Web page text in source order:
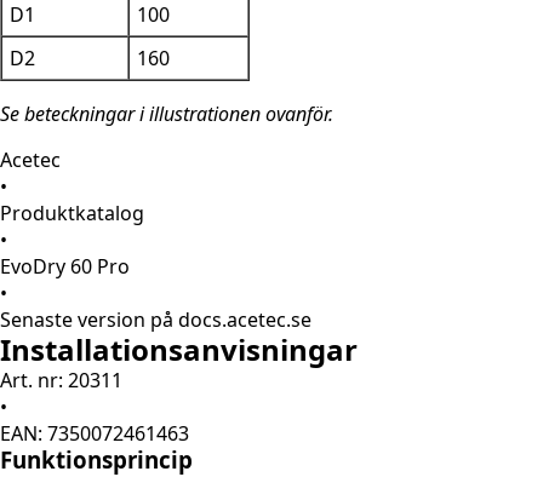
D1
100
D2
160
Se beteckningar i illustrationen ovanför.
Acetec
•
Produktkatalog
•
EvoDry 60 Pro
•
Senaste version på docs.acetec.se
Installationsanvisningar
Art. nr: 20311
•
EAN: 7350072461463
Funktionsprincip